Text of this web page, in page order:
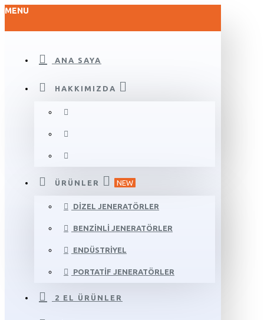
MENU
ANA SAYA
HAKKIMIZDA
ÜRÜNLER NEW
DIZEL JENERATÖRLER
BENZINLI JENERATÖRLER
ENDÜSTRIYEL
PORTATIF JENERATÖRLER
2 EL ÜRÜNLER